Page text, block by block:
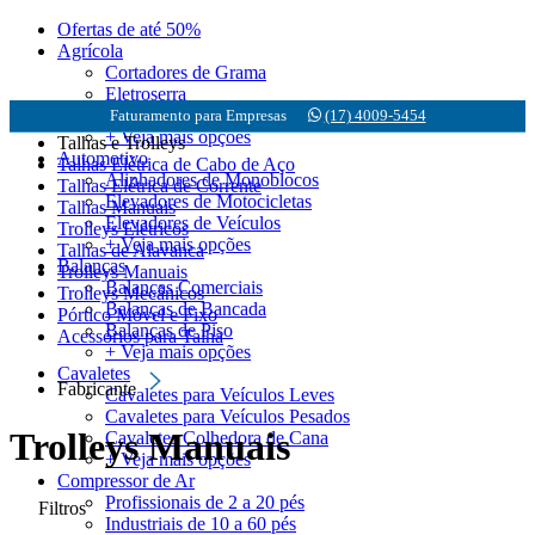
Ofertas de até 50%
Agrícola
Cortadores de Grama
Eletroserra
Motobombas
+ Veja mais opções
Automotivo
Alinhadores de Monoblocos
Elevadores de Motocicletas
Elevadores de Veículos
+ Veja mais opções
Balanças
Balanças Comerciais
Balanças de Bancada
Balanças de Piso
+ Veja mais opções
Cavaletes
Cavaletes para Veículos Leves
Cavaletes para Veículos Pesados
Cavaletes Colhedora de Cana
+ Veja mais opções
Compressor de Ar
Profissionais de 2 a 20 pés
Industriais de 10 a 60 pés
Faturamento para Empresas (17) 4009-5454
Talhas e Trolleys
Talhas Elétrica de Cabo de Aço
Talhas Elétrica de Corrente
Talhas Manuais
Trolleys Elétricos
Talhas de Alavanca
Trolleys Manuais
Trolleys Mecânicos
Pórtico Móvel e Fixo
Acessórios para Talha
Fabricante
Trolleys Manuais
Filtros